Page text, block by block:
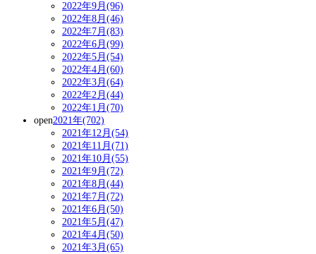
2022年9月(96)
2022年8月(46)
2022年7月(83)
2022年6月(99)
2022年5月(54)
2022年4月(60)
2022年3月(64)
2022年2月(44)
2022年1月(70)
open2021年(702)
2021年12月(54)
2021年11月(71)
2021年10月(55)
2021年9月(72)
2021年8月(44)
2021年7月(72)
2021年6月(50)
2021年5月(47)
2021年4月(50)
2021年3月(65)